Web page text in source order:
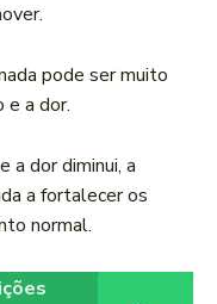
pode ser muito
e a dor.
a dor diminui, a
a fortalecer os
normal.